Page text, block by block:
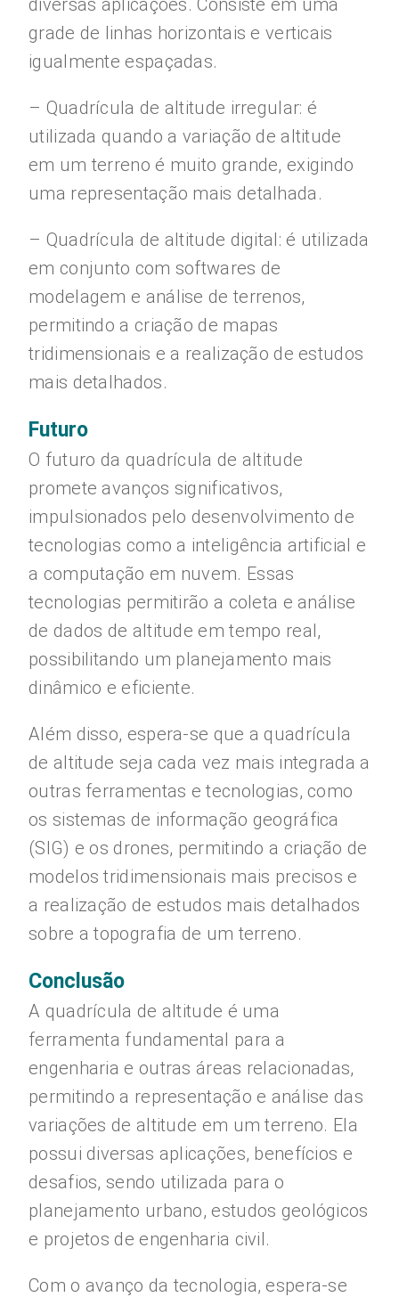
diversas aplicações. Consiste em uma
grade de linhas horizontais e verticais
igualmente espaçadas.
– Quadrícula de altitude irregular: é
utilizada quando a variação de altitude
em um terreno é muito grande, exigindo
uma representação mais detalhada.
– Quadrícula de altitude digital: é utilizada
em conjunto com softwares de
modelagem e análise de terrenos,
permitindo a criação de mapas
tridimensionais e a realização de estudos
mais detalhados.
Futuro
O futuro da quadrícula de altitude
promete avanços significativos,
impulsionados pelo desenvolvimento de
tecnologias como a inteligência artificial e
a computação em nuvem. Essas
tecnologias permitirão a coleta e análise
de dados de altitude em tempo real,
possibilitando um planejamento mais
dinâmico e eficiente.
Além disso, espera-se que a quadrícula
de altitude seja cada vez mais integrada a
outras ferramentas e tecnologias, como
os sistemas de informação geográfica
(SIG) e os drones, permitindo a criação de
modelos tridimensionais mais precisos e
a realização de estudos mais detalhados
sobre a topografia de um terreno.
Conclusão
A quadrícula de altitude é uma
ferramenta fundamental para a
engenharia e outras áreas relacionadas,
permitindo a representação e análise das
variações de altitude em um terreno. Ela
possui diversas aplicações, benefícios e
desafios, sendo utilizada para o
planejamento urbano, estudos geológicos
e projetos de engenharia civil.
Com o avanço da tecnologia, espera-se